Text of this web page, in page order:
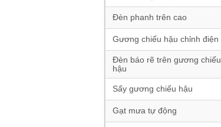
Đèn phanh trên cao
Gương chiếu hậu chỉnh điện
Đèn báo rẽ trên gương chiếu
hậu
Sấy gương chiếu hậu
Gạt mưa tự động